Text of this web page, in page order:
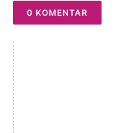
0 KOMENTAR